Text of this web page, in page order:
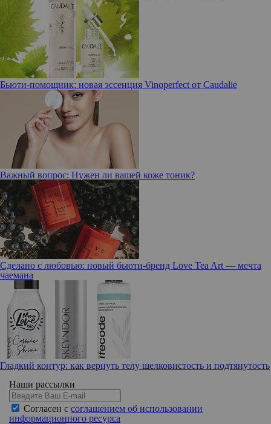
Бьюти-помощник: новая эссенция Vinoperfect от Caudalie
Важный вопрос: Нужен ли вашей коже тоник?
Сделано с любовью: новый бьюти-бренд Love Tea Art — мечта
чаемана
Гладкий контур: как вернуть телу шелковистость и подтянутость
Наши рассылки
Согласен с соглашением об использовании
информационного ресурса